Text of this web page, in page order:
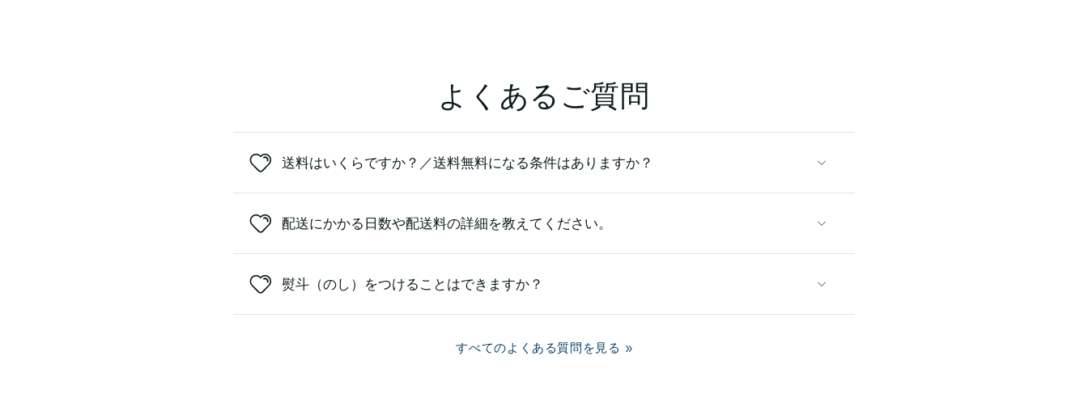
よくあるご質問
送料はいくらですか？／送料無料になる条件はありますか？
配送にかかる日数や配送料の詳細を教えてください。
熨斗（のし）をつけることはできますか？
すべてのよくある質問を見る